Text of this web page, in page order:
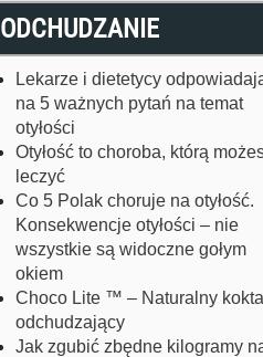
ODCHUDZANIE
Lekarze i dietetycy
na 5 ważnych pytań na temat
otyłości
Otyłość to choroba, którą
leczyć
Co 5 Polak choruje na otyłość.
Konsekwencje otyłości – nie
wszystkie są widoczne gołym
okiem
Choco Lite ™ – Naturalny
odchudzający
Jak zgubić zbędne kilogramy